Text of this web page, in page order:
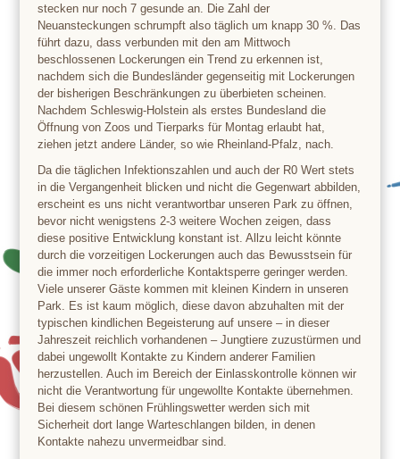
stecken nur noch 7 gesunde an. Die Zahl der
Neuansteckungen schrumpft also täglich um knapp 30 %. Das
führt dazu, dass verbunden mit den am Mittwoch
beschlossenen Lockerungen ein Trend zu erkennen ist,
nachdem sich die Bundesländer gegenseitig mit Lockerungen
der bisherigen Beschränkungen zu überbieten scheinen.
Nachdem Schleswig-Holstein als erstes Bundesland die
Öffnung von Zoos und Tierparks für Montag erlaubt hat,
ziehen jetzt andere Länder, so wie Rheinland-Pfalz, nach.
Da die täglichen Infektionszahlen und auch der R0 Wert stets
in die Vergangenheit blicken und nicht die Gegenwart abbilden,
erscheint es uns nicht verantwortbar unseren Park zu öffnen,
bevor nicht wenigstens 2-3 weitere Wochen zeigen, dass
diese positive Entwicklung konstant ist. Allzu leicht könnte
durch die vorzeitigen Lockerungen auch das Bewusstsein für
die immer noch erforderliche Kontaktsperre geringer werden.
Viele unserer Gäste kommen mit kleinen Kindern in unseren
Park. Es ist kaum möglich, diese davon abzuhalten mit der
typischen kindlichen Begeisterung auf unsere – in dieser
Jahreszeit reichlich vorhandenen – Jungtiere zuzustürmen und
dabei ungewollt Kontakte zu Kindern anderer Familien
herzustellen. Auch im Bereich der Einlasskontrolle können wir
nicht die Verantwortung für ungewollte Kontakte übernehmen.
Bei diesem schönen Frühlingswetter werden sich mit
Sicherheit dort lange Warteschlangen bilden, in denen
Kontakte nahezu unvermeidbar sind.